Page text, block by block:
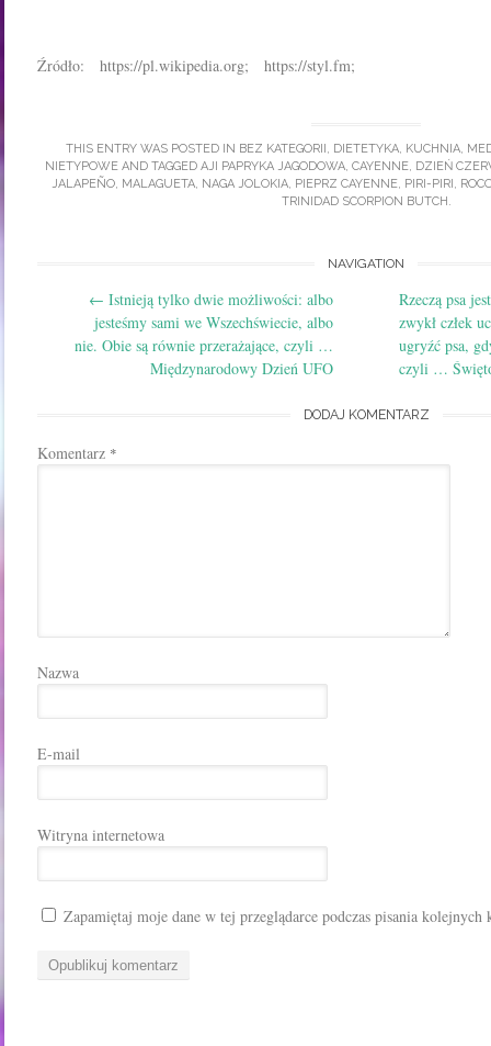
Źródło: https://pl.wikipedia.org; https://styl.fm;
THIS ENTRY WAS POSTED IN BEZ KATEGORII , DIETETYKA, KUCHNIA,
NIETYPOWE AND TAGGED AJI PAPRYKA JAGODOWA, CAYENNE, DZIEŃ
JALAPEÑO, MALAGUETA, NAGA JOLOKIA, PIEPRZ CAYENNE, PIRI-PIRI ,
TRINIDAD SCORPION BUTCH .
navigation
NAVIGATION
← Istnieją tylko dwie możliwości: albo
jesteśmy sami we Wszechświecie, albo
nie. Obie są równie przerażające, czyli …
Międzynarodowy Dzień UFO
Rzeczą psa
zwykł człek
ugryźć psa,
czyli …
DODAJ KOMENTARZ
Komentarz *
Nazwa
E-mail
Witryna internetowa
Zapamiętaj moje dane w tej przeglądarce podczas pisania kolejnych